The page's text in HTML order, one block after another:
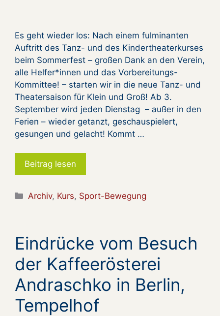
Es geht wieder los: Nach einem fulminanten
Auftritt des Tanz- und des Kindertheaterkurses
beim Sommerfest – großen Dank an den Verein,
alle Helfer*innen und das Vorbereitungs-
Kommittee! – starten wir in die neue Tanz- und
Theatersaison für Klein und Groß! Ab 3.
September wird jeden Dienstag – außer in den
Ferien – wieder getanzt, geschauspielert,
gesungen und gelacht! Kommt …
Beitrag lesen
Kategorien
Archiv, Kurs, Sport-Bewegung
Eindrücke vom Besuch
der Kaffeerösterei
Andraschko in Berlin,
Tempelhof